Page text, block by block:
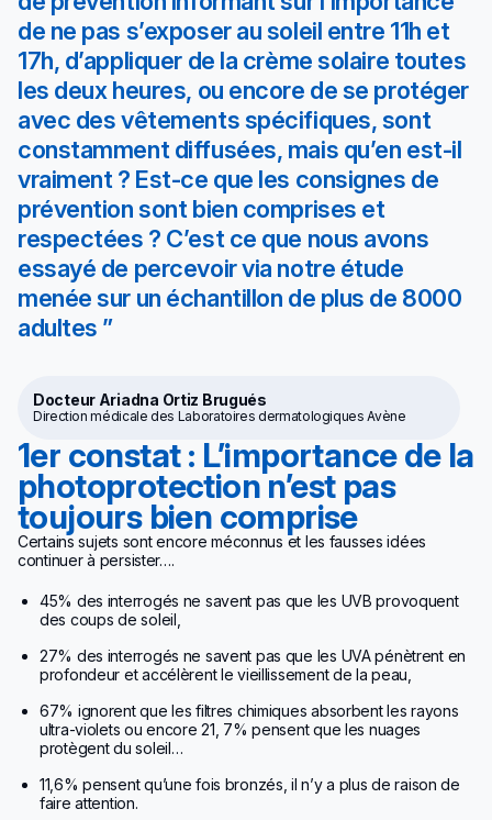
de ne pas s’exposer au soleil entre 11h et
17h, d’appliquer de la crème solaire toutes
les deux heures, ou encore de se protéger
avec des vêtements spécifiques, sont
constamment diffusées, mais qu’en est-il
vraiment ? Est-ce que les consignes de
prévention sont bien comprises et
respectées ? C’est ce que nous avons
essayé de percevoir via notre étude
menée sur un échantillon de plus de 8000
adultes
Docteur Ariadna Ortiz Brugués
Direction médicale des Laboratoires dermatologiques Avène
1er constat : L’importance de la
photoprotection n’est pas
toujours bien comprise
Certains sujets sont encore méconnus et les fausses idées
continuer à persister….
45% des interrogés ne savent pas que les UVB provoquent
des coups de soleil,
27% des interrogés ne savent pas que les UVA pénètrent en
profondeur et accélèrent le vieillissement de la peau,
67% ignorent que les filtres chimiques absorbent les rayons
ultra-violets ou encore 21, 7% pensent que les nuages
protègent du soleil…
11,6% pensent qu’une fois bronzés, il n’y a plus de raison de
faire attention.